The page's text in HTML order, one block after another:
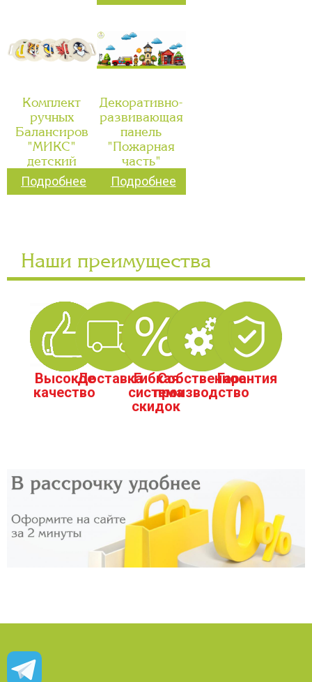
Комплект
ручных
Балансиров
"МИКС"
детский
Подробнее
Декоративно-
развивающая
панель
"Пожарная
часть"
Подробнее
Наши преимущества
Высокое
качество
ДоставкаГибкая
система
скидок
Собственное
производство
Гарантия